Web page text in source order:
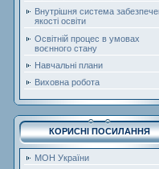
Внутрішня система
якості освіти
Освітній процес в умовах
воєнного стану
Навчальні плани
Виховна робота
КОРИСНІ ПОСИЛАННЯ
МОН України